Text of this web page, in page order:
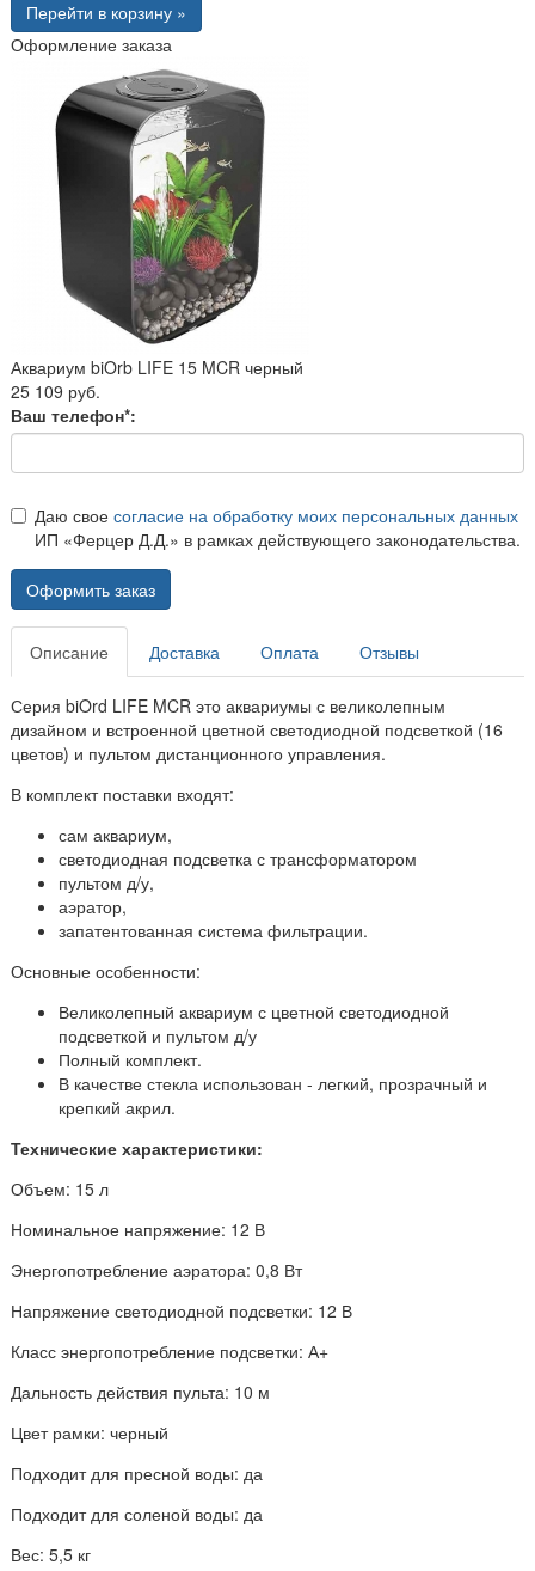
Перейти в корзину »
Оформление заказа
Аквариум biOrb LIFE 15 MCR черный
25 109 руб.
Ваш телефон*:
Даю свое согласие на обработку моих персональных данных
ИП «Ферцер Д.Д.» в рамках действующего законодательства.
Оформить заказ
Описание Доставка Оплата Отзывы
Серия biOrd LIFE MCR это аквариумы с великолепным
дизайном и встроенной цветной светодиодной подсветкой (16
цветов) и пультом дистанционного управления.
В комплект поставки входят:
сам аквариум,
светодиодная подсветка с трансформатором
пультом д/у,
аэратор,
запатентованная система фильтрации.
Основные особенности:
Великолепный аквариум с цветной светодиодной
подсветкой и пультом д/у
Полный комплект.
В качестве стекла использован - легкий, прозрачный и
крепкий акрил.
Технические характеристики:
Объем: 15 л
Номинальное напряжение: 12 В
Энергопотребление аэратора: 0,8 Вт
Напряжение светодиодной подсветки: 12 В
Класс энергопотребление подсветки: А+
Дальность действия пульта: 10 м
Цвет рамки: черный
Подходит для пресной воды: да
Подходит для соленой воды: да
Вес: 5,5 кг